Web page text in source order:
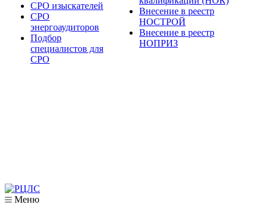
СРО изыскателей
СРО
энергоаудиторов
Подбор
специалистов для
СРО
Внесение в реестр
НОСТРОЙ
Внесение в реестр
НОПРИЗ
Меню